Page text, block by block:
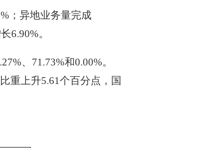
；异地业务量完成
6.90%。
、71.73%和0.00%。
重上升5.61个百分点，国